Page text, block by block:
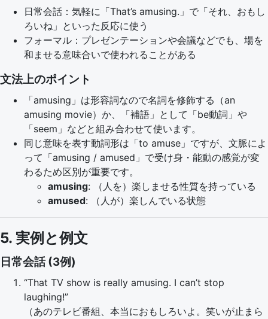
日常会話：気軽に「That’s amusing.」で「それ、おもし
ろいね」といった反応に使う
フォーマル：プレゼンテーションや会議などでも、場を
和ませる意味合いで使われることがある
文法上のポイント
「amusing」は形容詞なので名詞を修飾する（an
amusing movie）か、「補語」として「be動詞」や
「seem」などと組み合わせて使います。
同じ意味を表す動詞形は「to amuse」ですが、文脈によ
って「amusing / amused」で受け身・能動の感覚が変
わるため区別が重要です。
amusing: （人を）楽しませる性質を持っている
amused: （人が）楽しんでいる状態
5. 実例と例文
日常会話 (3例)
“That TV show is really amusing. I can’t stop
laughing!”
（あのテレビ番組、本当におもしろいよ。笑いが止まら